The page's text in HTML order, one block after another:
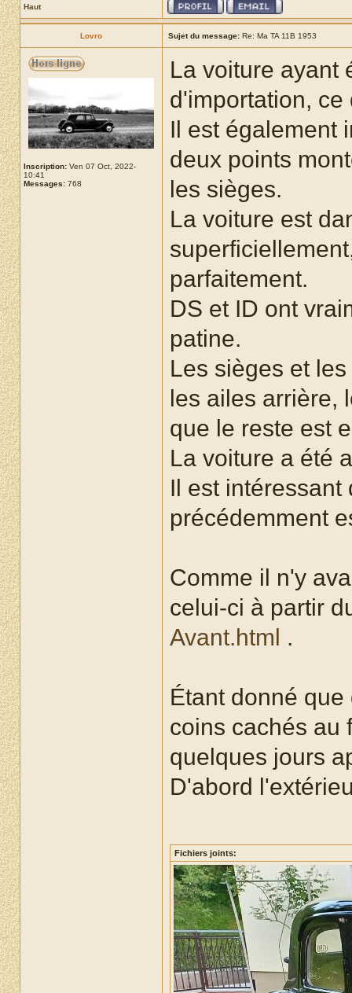
Haut
Lovro Sujet du message: Re: Ma TA 11B 1953
Inscription: Ven 07 Oct, 2022-
10:41
Messages: 768
La voiture ayant
d'importation,
Il est également
deux points
les sièges.
La voiture est
parfaitement.
DS et ID ont
patine.
Les sièges et
les ailes arrière,
que le reste est
La voiture a été
Il est
précédemment
Comme il n'y
celui-ci à partir
Avant.html .
Étant donné
coins cachés au
quelques jours
D'abord
Fichiers joints: